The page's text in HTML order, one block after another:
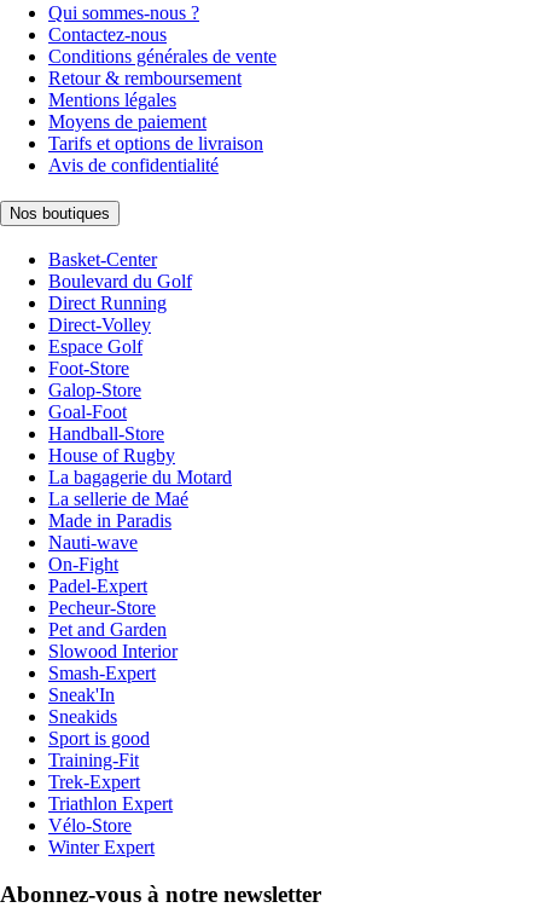
Qui sommes-nous ?
Contactez-nous
Conditions générales de vente
Retour & remboursement
Mentions légales
Moyens de paiement
Tarifs et options de livraison
Avis de confidentialité
Nos boutiques
Basket-Center
Boulevard du Golf
Direct Running
Direct-Volley
Espace Golf
Foot-Store
Galop-Store
Goal-Foot
Handball-Store
House of Rugby
La bagagerie du Motard
La sellerie de Maé
Made in Paradis
Nauti-wave
On-Fight
Padel-Expert
Pecheur-Store
Pet and Garden
Slowood Interior
Smash-Expert
Sneak'In
Sneakids
Sport is good
Training-Fit
Trek-Expert
Triathlon Expert
Vélo-Store
Winter Expert
Abonnez-vous à notre newsletter